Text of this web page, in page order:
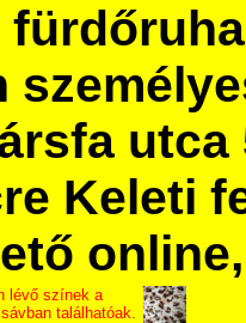
utca
Keleti
lévő színek a
sávban találhatóak.